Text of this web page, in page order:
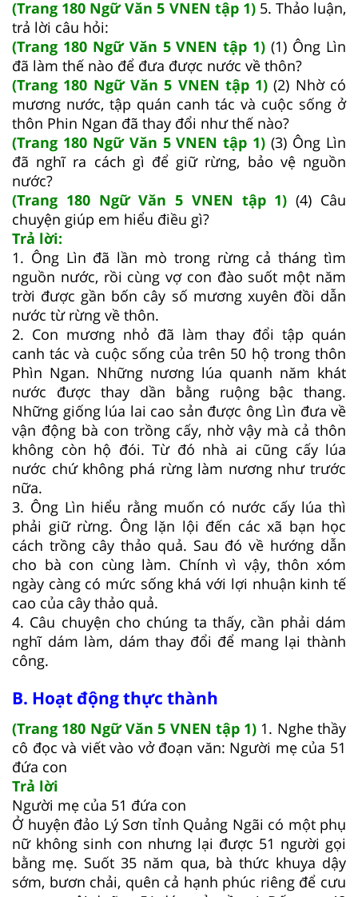
(Trang 180 Ngữ Văn 5 VNEN tập 1)5. Thảo luận,
trả lời câu hỏi:
(Trang 180 Ngữ Văn 5 VNEN tập 1) (1) Ông Lìn
đã làm thế nào để đưa được nước về thôn?
(Trang 180 Ngữ Văn 5 VNEN tập 1) (2) Nhờ có
mương nước, tập quán canh tác và cuộc sống ở
thôn Phin Ngan đã thay đổi như thế nào?
(Trang 180 Ngữ Văn 5 VNEN tập 1) (3) Ông Lìn
đã nghĩ ra cách gì để giữ rừng, bảo vệ nguồn
nước?
(Trang 180 Ngữ Văn 5 VNEN tập 1) (4) Câu
chuyện giúp em hiểu điều gì?
Trả lời:
1. Ông Lìn đã lần mò trong rừng cả tháng tìm
nguồn nước, rồi cùng vợ con đào suốt một năm
trời được gần bốn cây số mương xuyên đồi dẫn
nước từ rừng về thôn.
2. Con mương nhỏ đã làm thay đổi tập quán
canh tác và cuộc sống của trên 50 hộ trong thôn
Phìn Ngan. Những nương lúa quanh năm khát
nước được thay dần bằng ruộng bậc thang.
Những giống lúa lai cao sản được ông Lìn đưa về
vận động bà con trồng cấy, nhờ vậy mà cả thôn
không còn hộ đói. Từ đó nhà ai cũng cấy lúa
nước chứ không phá rừng làm nương như trước
nữa.
3. Ông Lìn hiểu rằng muốn có nước cấy lúa thì
phải giữ rừng. Ông lặn lội đến các xã bạn học
cách trồng cây thảo quả. Sau đó về hướng dẫn
cho bà con cùng làm. Chính vì vậy, thôn xóm
ngày càng có mức sống khá với lợi nhuận kinh tế
cao của cây thảo quả.
4. Câu chuyện cho chúng ta thấy, cần phải dám
nghĩ dám làm, dám thay đổi để mang lại thành
công.
B. Hoạt động thực thành
(Trang 180 Ngữ Văn 5 VNEN tập 1) 1. Nghe thầy
cô đọc và viết vào vở đoạn văn: Người mẹ của 51
đứa con
Trả lời
Người mẹ của 51 đứa con
Ở huyện đảo Lý Sơn tỉnh Quảng Ngãi có một phụ
nữ không sinh con nhưng lại được 51 người gọi
bằng mẹ. Suốt 35 năm qua, bà thức khuya dậy
sớm, bươn chải, quên cả hạnh phúc riêng để cưu